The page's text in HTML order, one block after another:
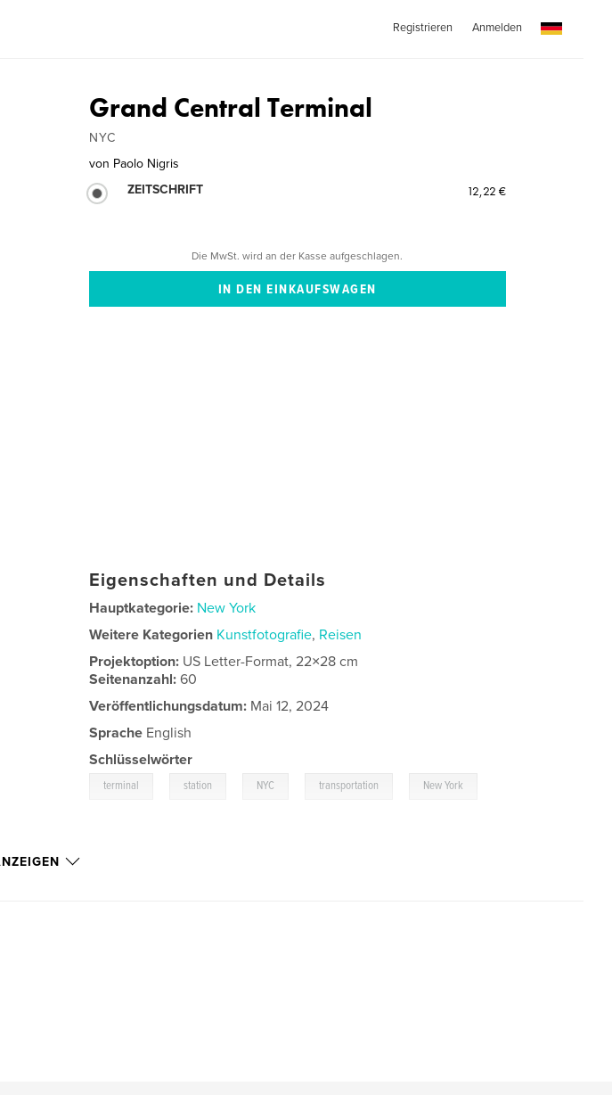
Registrieren Anmelden
Grand Central Terminal
NYC
von Paolo Nigris
ZEITSCHRIFT
12,22 €
Die MwSt. wird an der Kasse aufgeschlagen.
Eigenschaften und Details
Hauptkategorie: New York
Weitere Kategorien Kunstfotografie, Reisen
Projektoption: US Letter-Format, 22×28 cm
Seitenanzahl:60
Veröffentlichungsdatum: Mai 12, 2024
Sprache English
Schlüsselwörter
terminal station NYC transportation New York